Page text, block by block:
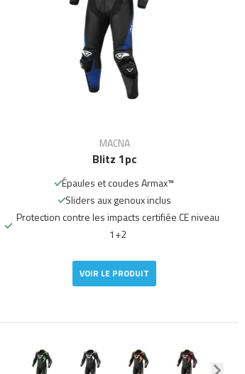
MACNA
Blitz 1pc
Épaules et coudes Armax™
Sliders aux genoux inclus
Protection contre les impacts certifiée CE niveau
1+2
VOIR LE PRODUIT